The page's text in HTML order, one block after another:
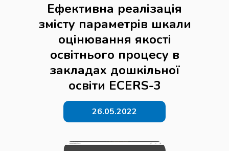
English
Ефективна реалізація
змісту параметрів шкали
оцінювання якості
освітнього процесу в
закладах дошкільної
освіти ECERS-3
26.05.2022